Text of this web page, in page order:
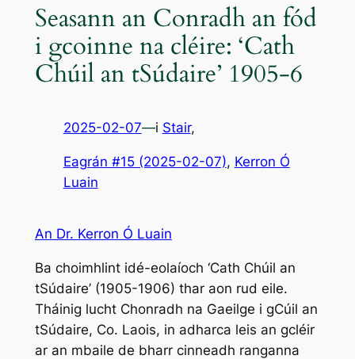
Seasann an Conradh an fód
i gcoinne na cléire: ‘Cath
Chúil an tSúdaire’ 1905-6
2025-02-07—i Stair,
Eagrán #15 (2025-02-07), Kerron Ó
Luain
An Dr. Kerron Ó Luain
Ba choimhlint idé-eolaíoch ‘Cath Chúil an
tSúdaire’ (1905-1906) thar aon rud eile.
Tháinig lucht Chonradh na Gaeilge i gCúil an
tSúdaire, Co. Laois, in adharca leis an gcléir
ar an mbaile de bharr cinneadh ranganna